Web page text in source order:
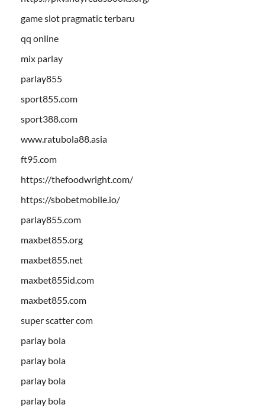
game slot pragmatic terbaru
qq online
mix parlay
parlay855
sport855.com
sport388.com
www.ratubola88.asia
ft95.com
https://thefoodwright.com/
https://sbobetmobile.io/
parlay855.com
maxbet855.org
maxbet855.net
maxbet855id.com
maxbet855.com
super scatter com
parlay bola
parlay bola
parlay bola
parlay bola